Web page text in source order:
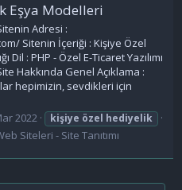
Eşya Modelleri
Adresi :
Sitenin İçeriği : Kişiye Özel
Dil : PHP - Özel E-Ticaret Yazılımı
Hakkında Genel Açıklama :
hepimizin, sevdikleri için
2022 kişiye özel hediyelik
Siteleri - Site Tanıtımı